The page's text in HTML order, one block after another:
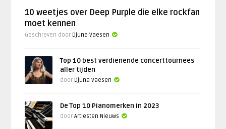
10 weetjes over Deep Purple die elke rockfan
moet kennen
Geschreven door Djuna Vaesen
Top 10 best verdienende concerttournees
aller tijden
door Djuna Vaesen
De Top 10 Pianomerken in 2023
doorArtiesten Nieuws